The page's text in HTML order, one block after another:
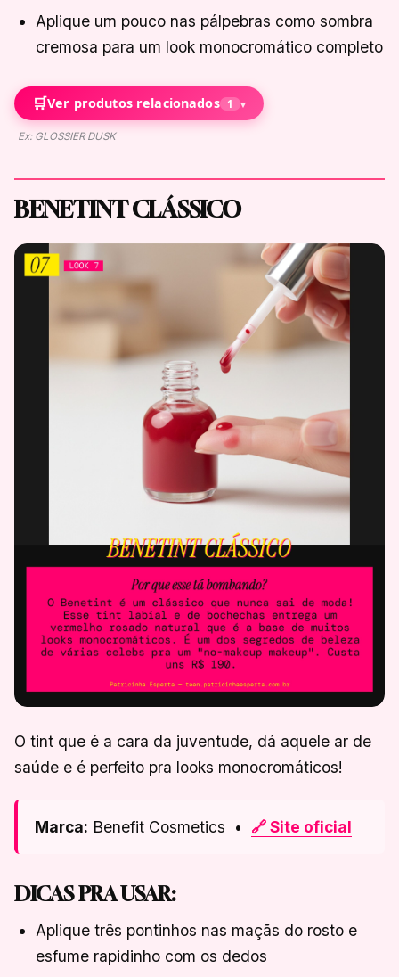
Aplique um pouco nas pálpebras como sombra
cremosa para um look monocromático completo
🛒Ver produtos relacionados 1 ▾
Ex: GLOSSIER DUSK
BENETINT CLÁSSICO
O tint que é a cara da juventude, dá aquele ar de
saúde e é perfeito pra looks monocromáticos!
Marca: Benefit Cosmetics • 🔗 Site oficial
DICAS PRA USAR:
Aplique três pontinhos nas maçãs do rosto e
esfume rapidinho com os dedos